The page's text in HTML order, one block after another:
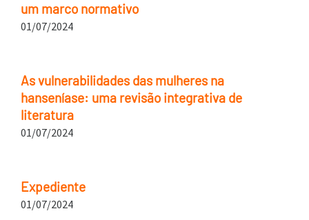
um marco normativo
01/07/2024
As vulnerabilidades das mulheres na
hanseníase: uma revisão integrativa de
literatura
01/07/2024
Expediente
01/07/2024